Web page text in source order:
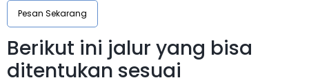
Pesan Sekarang
Berikut ini jalur yang bisa
ditentukan sesuai